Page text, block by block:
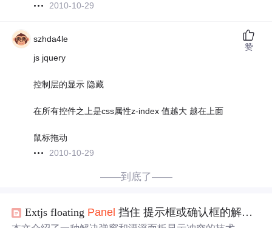
2010-10-29
szhda4le
js jquery
控制层的显示 隐藏
在所有控件之上是css属性z-index 值越大 越在上面
鼠标拖动
2010-10-29
赞
——到底了——
Extjs floating Panel 挡住 提示框或确认框的解决方法